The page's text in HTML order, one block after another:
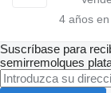
4 años
Suscríbase para
semirremolques